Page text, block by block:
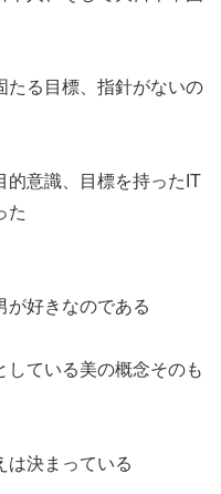
たる目標、指針がないの
的意識、目標を持ったIT
た
が好きなのである
している美の概念そのも
は決まっている